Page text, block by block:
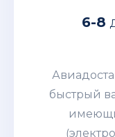
6-8
быстрый
склада и